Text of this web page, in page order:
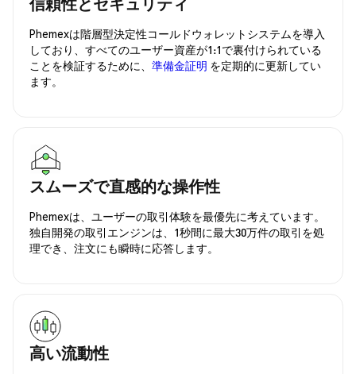
Phemexは階層型決定性コールドウォレットシステムを導入
しており、すべてのユーザー資産が1:1で裏付けられている
ことを検証するために、 準備金証明 を定期的に更新してい
ます。
スムーズで直感的な操作性
Phemexは、ユーザーの取引体験を最優先に考えています。
独自開発の取引エンジンは、1秒間に最大30万件の取引を処
理でき、注文にも瞬時に応答します。
高い流動性